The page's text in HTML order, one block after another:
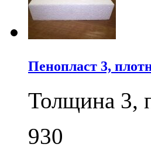
Пенопласт 3,
Толщина 3,
930